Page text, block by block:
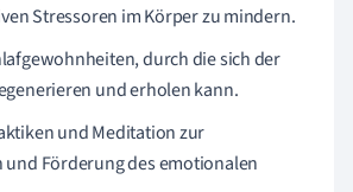
Stressoren im Körper zu mindern.
durch die sich der
und erholen kann.
und Meditation zur
Förderung des emotionalen